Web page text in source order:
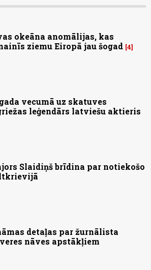
okeāna anomālijas, kas
ziemu Eiropā jau šogad 4
vecumā uz skatuves
leģendārs latviešu aktieris
Slaidiņš brīdina par notiekošo
detaļas par žurnālista
nāves apstākļiem